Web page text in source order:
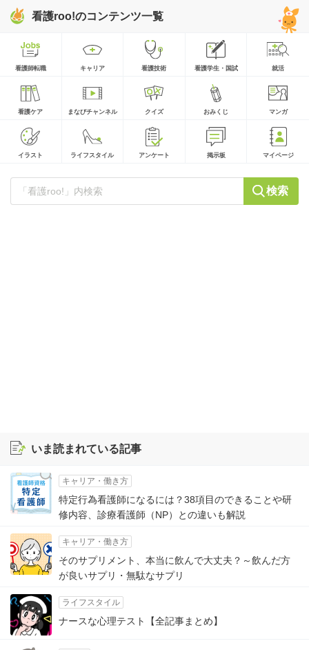
看護roo!のコンテンツ一覧
看護師転職 キャリア 看護技術 看護学生・国試 就活
看護ケア まなびチャンネル クイズ おみくじ マンガ
イラスト ライフスタイル アンケート 掲示板 マイページ
検索
いま読まれている記事
キャリア・働き方
特定行為看護師になるには？38項目のできることや研
修内容、診療看護師（NP）との違いも解説
キャリア・働き方
そのサプリメント、本当に飲んで大丈夫？～飲んだ方
が良いサプリ・無駄なサプリ
ライフスタイル
ナースな心理テスト【全記事まとめ】